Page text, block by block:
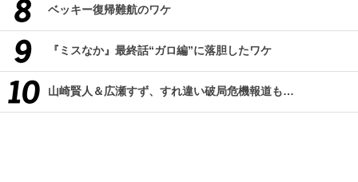
ベッキー復帰難航のワケ
『ミスなか』最終話“ガロ編”に落胆したワケ
山崎賢人＆広瀬すず、すれ違い破局危機報道も…